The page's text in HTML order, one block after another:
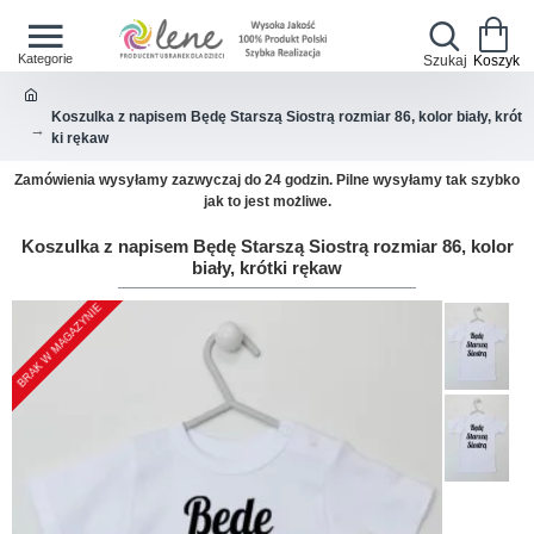
Koszulka z napisem Będę Starszą Siostrą rozmiar 86, kolor biały, krót
ki rękaw
Zamówienia wysyłamy zazwyczaj do 24 godzin. Pilne wysyłamy tak szybko
jak to jest możliwe.
Koszulka z napisem Będę Starszą Siostrą rozmiar 86, kolor
biały, krótki rękaw
BRAK W MAGAZYNIE